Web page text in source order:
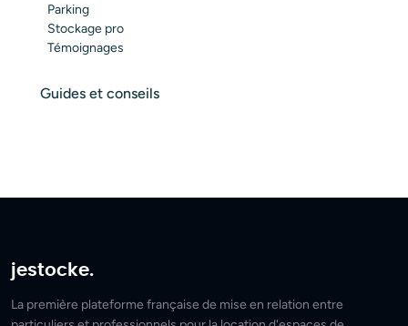
Parking
Stockage pro
Témoignages
Guides et conseils
jestocke.
La première plateforme française de mise en relation entre